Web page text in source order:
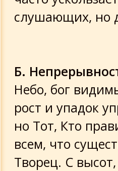
слушающих, но
Б.
Небо, бог
рост и упадок
но Тот, Кто
всем, что
Творец. С